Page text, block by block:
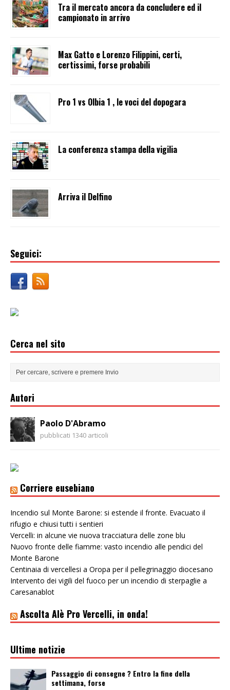
Tra il mercato ancora da concludere ed il
campionato in arrivo
Max Gatto e Lorenzo Filippini, certi,
certissimi, forse probabili
Pro 1 vs Olbia 1 , le voci del dopogara
La conferenza stampa della vigilia
Arriva il Delfino
Seguici:
Cerca nel sito
Autori
Paolo D'Abramo
pubblicati 1340 articoli
Corriere eusebiano
Incendio sul Monte Barone: si estende il fronte. Evacuato il
rifugio e chiusi tutti i sentieri
Vercelli: in alcune vie nuova tracciatura delle zone blu
Nuovo fronte delle fiamme: vasto incendio alle pendici del
Monte Barone
Centinaia di vercellesi a Oropa per il pellegrinaggio diocesano
Intervento dei vigili del fuoco per un incendio di sterpaglie a
Caresanablot
Ascolta Alè Pro Vercelli, in onda!
Ultime notizie
Passaggio di consegne ? Entro la fine della
settimana, forse